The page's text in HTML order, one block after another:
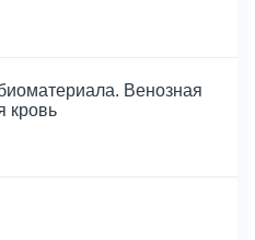
Венозная
кровь